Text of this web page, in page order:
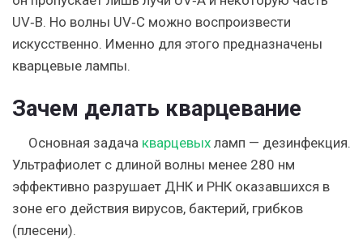
UV‑B. Но волны UV‑C можно воспроизвести
искусственно. Именно для этого предназначены
кварцевые лампы.
Зачем делать кварцевание
Основная задача кварцевых ламп — дезинфекция.
Ультрафиолет с длиной волны менее 280 нм
эффективно разрушает ДНК и РНК оказавшихся в
зоне его действия вирусов, бактерий, грибков
(плесени).